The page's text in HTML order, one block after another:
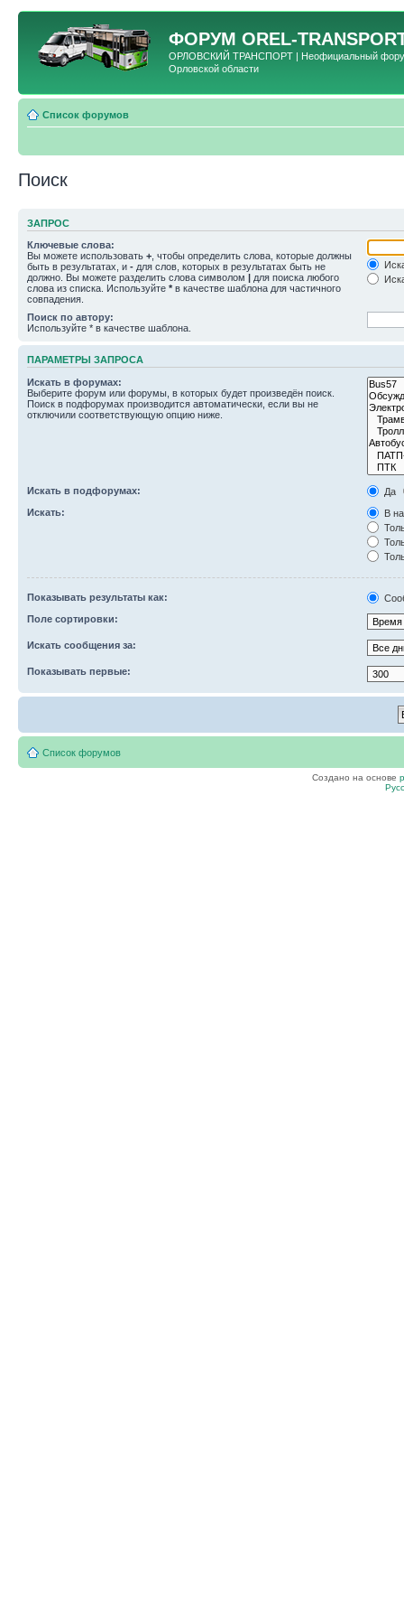
ФОРУМ OREL-
ОРЛОВСКИЙ ТРАНСПОРТ | Неофициальный форум
Орловской области
Список форумов
Поиск
ЗАПРОС
Ключевые слова:
Вы можете использовать + , чтобы определить слова, которые должны
быть в результатах, и - для слов, которых в результатах быть не
должно. Вы можете разделить слова символом | для поиска любого
слова из списка. Используйте * в качестве шаблона для частичного
совпадения.
Поиск по автору:
Используйте * в качестве шаблона.
ПАРАМЕТРЫ ЗАПРОСА
Искать в форумах:
Выберите форум или форумы, в которых будет произведён поиск.
Поиск в подфорумах производится автоматически, если вы не
отключили соответствующую опцию ниже.
Искать в подфорумах:
Да
Искать:
В
Показывать результаты как:
Поле сортировки:
Искать сообщения за:
Показывать первые:
Список форумов
Создано на основе